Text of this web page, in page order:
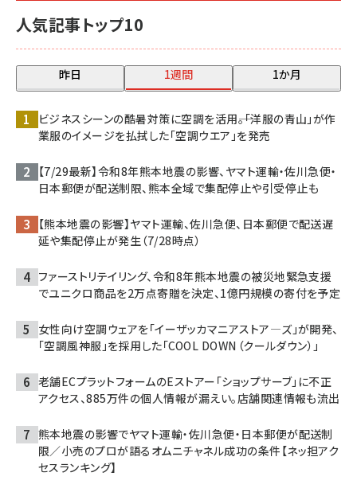
人気記事トップ10
昨日 1週間 1か月
ビジネスシーンの酷暑対策に空調を活用――。「洋服の青山」が作
業服のイメージを払拭した「空調ウエア」を発売
【7/29最新】令和8年熊本地震の影響、ヤマト運輸・佐川急便・
日本郵便が配送制限、熊本全域で集配停止や引受停止も
【熊本地震の影響】ヤマト運輸、佐川急便、日本郵便で配送遅
延や集配停止が発生（7/28時点）
ファーストリテイリング、令和8年熊本地震の被災地緊急支援
でユニクロ商品を2万点寄贈を決定、1億円規模の寄付を予定
女性向け空調ウェアを「イーザッカマニアストア―ズ」が開発、
「空調風神服」を採用した「COOL DOWN（クールダウン）」
老舗ECプラットフォームのEストアー「ショップサーブ」に不正
アクセス、885万件の個人情報が漏えい。店舗関連情報も流出
熊本地震の影響でヤマト運輸・佐川急便・日本郵便が配送制
限／小売のプロが語るオムニチャネル成功の条件【ネッ担アク
セスランキング】